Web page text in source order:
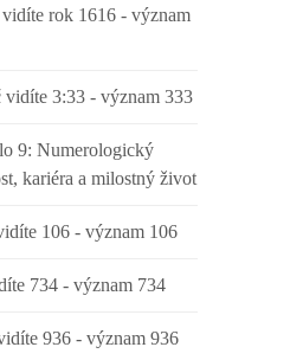
rok 1616 - význam
vidíte 3:33 - význam 333
9: Numerologický
kariéra a milostný život
106 - význam 106
734 - význam 734
936 - význam 936